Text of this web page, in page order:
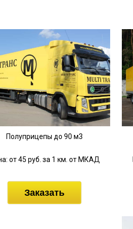
Полуприцепы до 90 м3
от 45 руб. за 1 км. от МКАД
Заказать